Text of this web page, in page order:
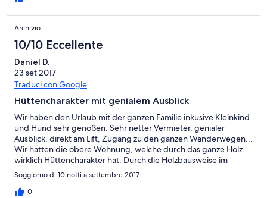
Archivio
10/10 Eccellente
Daniel D.
23 set 2017
Traduci con Google
Hüttencharakter mit genialem Ausblick
Wir haben den Urlaub mit der ganzen Familie inkusive Kleinkind
und Hund sehr genoßen. Sehr netter Vermieter, genialer
Ausblick, direkt am Lift, Zugang zu den ganzen Wanderwegen...
Wir hatten die obere Wohnung, welche durch das ganze Holz
wirklich Hüttencharakter hat. Durch die Holzbausweise im
oberen Stock, knarrt es bei jedem Schritt durch die Wohnung.
Daran muss man sich etwas gewöhnen, ist aber völlig normal...
Da es zwischendrin mal etwas kälter war, haben wir den Ofen
Soggiorno di 10 notti a settembre 2017
0